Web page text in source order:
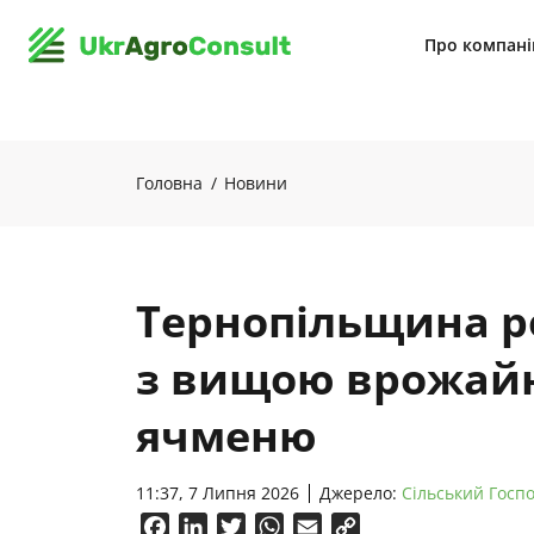
Про
Головна Новини
Тернопільщина
з вищою
ячменю
11:37, 7 Липня 2026 Джерело: Сільський
FacebookLinkedInTwitterWhatsApp
Email